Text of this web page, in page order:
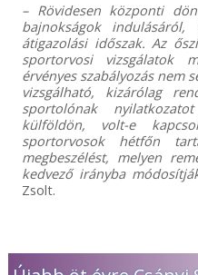
– Rövidesen központi
bajnokságok
átigazolási időszak. Az
sportorvosi vizsgálatok
érvényes szabályozás nem
vizsgálható, kizárólag
sportolónak
külföldön, volt-e
sportorvosok hétfőn
megbeszélést, melyen
kedvező irányba
Zsolt.